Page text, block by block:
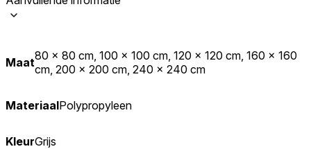
Maat80 x 80 cm, 100 x 100 cm, 120 x 120 cm, 160 x 160
cm, 200 x 200 cm, 240 x 240 cm
MateriaalPolypropyleen
KleurGrijs